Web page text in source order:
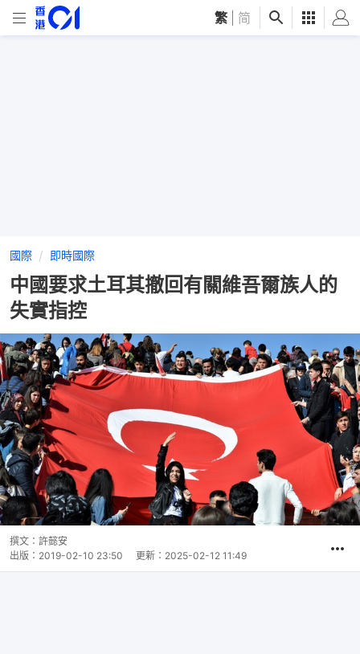
繁 简
國際 即時國際
中國要求土耳其撤回有關維吾爾族人的
失實指控
撰文： 許懿安
出版： 2019-02-10 23:50 更新： 2025-02-12 11:49